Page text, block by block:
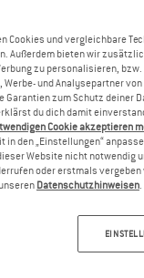
zu lesen - teile es mit
DIE
Cookies und vergleichbare
Außerdem bieten wir
zu personalisieren,
Werbe- und Analysepartner
Garantien zum Schutz deiner
du dich damit
Cookie akzeptieren
in den „Einstellungen“
Website nicht notwendig
oder erstmals
Datenschutzhinweisen.